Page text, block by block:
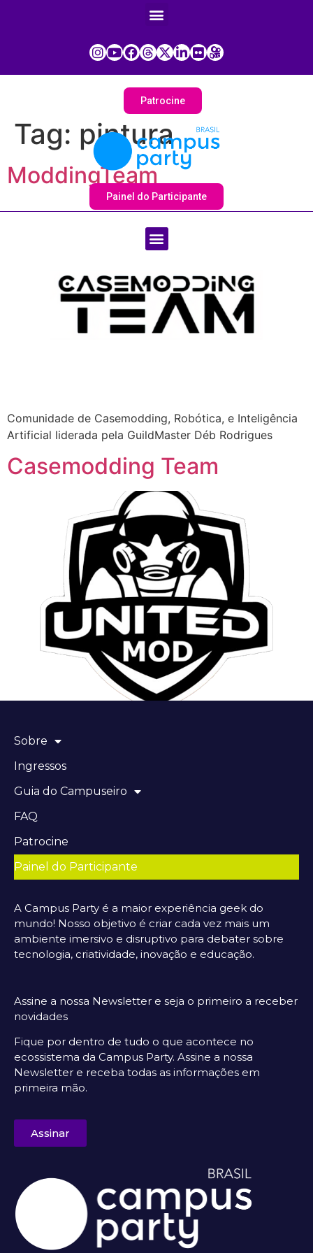
Patrocine
Painel do Participante
Tag: pintura
ModdingTeam
Comunidade de Casemodding, Robótica, e Inteligência
Artificial liderada pela GuildMaster Déb Rodrigues
Casemodding Team
Sobre
Ingressos
Guia do Campuseiro
FAQ
Patrocine
Painel do Participante
A Campus Party é a maior experiência geek do
mundo! Nosso objetivo é criar cada vez mais um
ambiente imersivo e disruptivo para debater sobre
tecnologia, criatividade, inovação e educação.
Assine a nossa Newsletter e seja o primeiro a receber
novidades
Fique por dentro de tudo o que acontece no
ecossistema da Campus Party. Assine a nossa
Newsletter e receba todas as informações em
primeira mão.
Assinar